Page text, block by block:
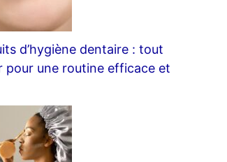
d’hygiène dentaire : tout
pour une routine efficace et